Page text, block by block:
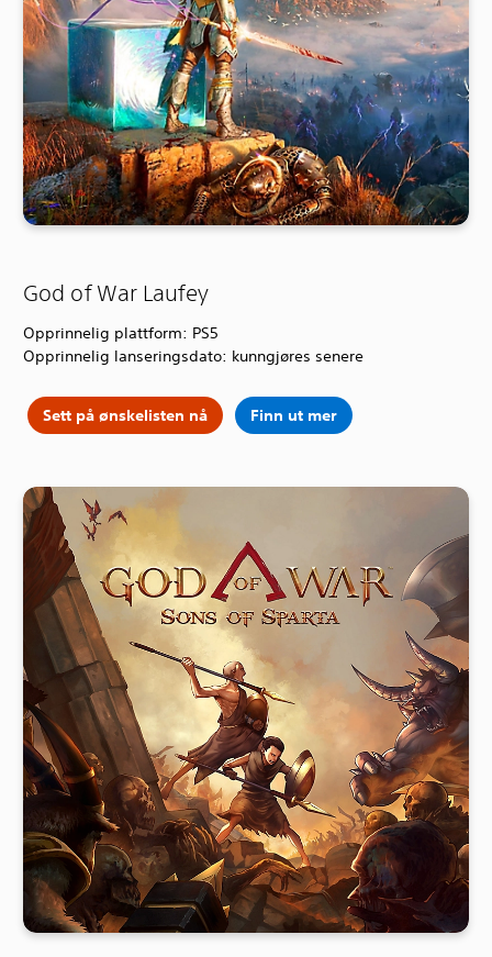
God of War Laufey
Opprinnelig plattform: PS5
Opprinnelig lanseringsdato: kunngjøres senere
Sett på ønskelisten nå Finn ut mer